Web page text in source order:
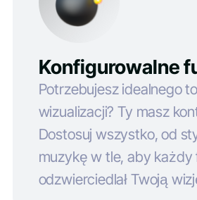
Konfigurowalne
Potrzebujesz idealnego
wizualizacji? Ty masz
Dostosuj wszystko, od
muzykę w tle, aby każdy
odzwierciedlał Twoją